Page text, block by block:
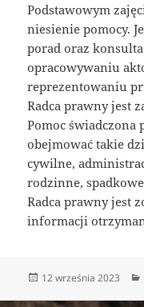
Podstawowym
niesienie pomocy.
porad oraz
opracowywaniu
reprezentowaniu
Radca prawny jest
Pomoc świadczona
obejmować takie
cywilne,
rodzinne,
Radca prawny jest
informacji
Data
12 września 2023